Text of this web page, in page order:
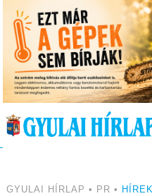
GYULAI HÍRLAP • PR • HÍREK